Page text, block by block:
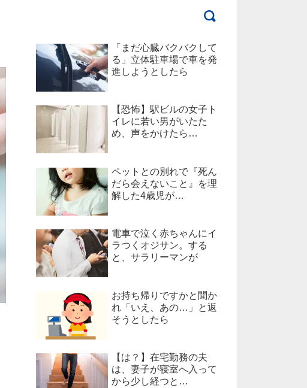
「まだ心臓バクバクして
る」立体駐車場で車を発
進しようとしたら
【恐怖】駅ビルの女子ト
イレに若い男がいたた
め、声をかけたら…
ペットとの別れで『死ん
だら会えないこと』を理
解した4歳児が…
電車で泣く赤ちゃんにイ
ラつくオジサン。する
と、サラリーマンが
お持ち帰りですかと聞か
れ「いえ、あの…」と返
そうとしたら
【は？】在宅勤務の夫
は、妻子が寝室へ入って
から少し経つと…